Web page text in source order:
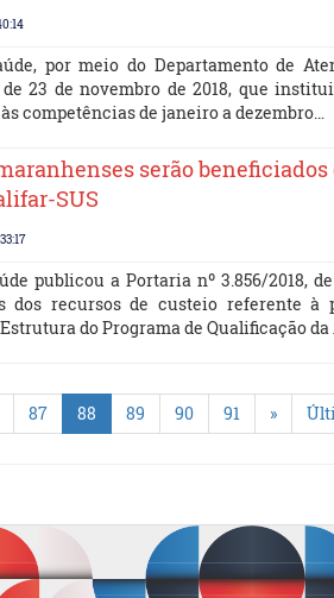
por meio do Departamento de
de 23 de novembro de 2018, que
competências de janeiro a dezembro…
serão beneficiados
SUS
publicou a Portaria nº 3.856/2018,
dos recursos de custeio referente
do Programa de Qualificação
87 88 89 90 91 »